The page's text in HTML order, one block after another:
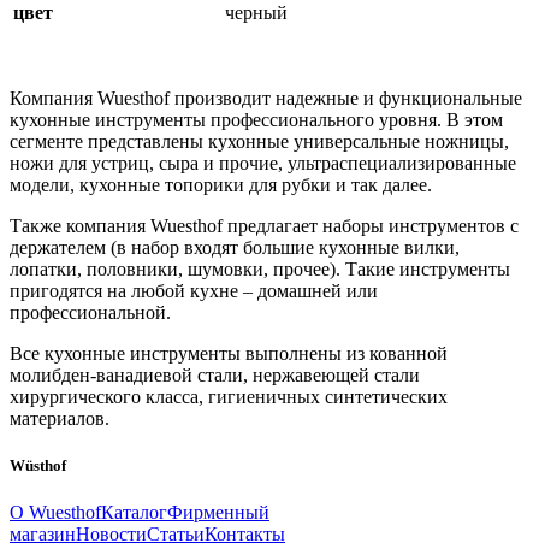
цвет
черный
Компания Wuesthof производит надежные и функциональные
кухонные инструменты профессионального уровня. В этом
сегменте представлены кухонные универсальные ножницы,
ножи для устриц, сыра и прочие, ультраспециализированные
модели, кухонные топорики для рубки и так далее.
Также компания Wuesthof предлагает наборы инструментов с
держателем (в набор входят большие кухонные вилки,
лопатки, половники, шумовки, прочее). Такие инструменты
пригодятся на любой кухне – домашней или
профессиональной.
Все кухонные инструменты выполнены из кованной
молибден-ванадиевой стали, нержавеющей стали
хирургического класса, гигиеничных синтетических
материалов.
Wüsthof
О WuesthofКаталогФирменный
магазинНовостиСтатьиКонтакты